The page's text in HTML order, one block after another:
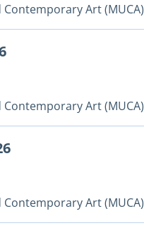
Art (MUCA)
Art (MUCA)
Art (MUCA)